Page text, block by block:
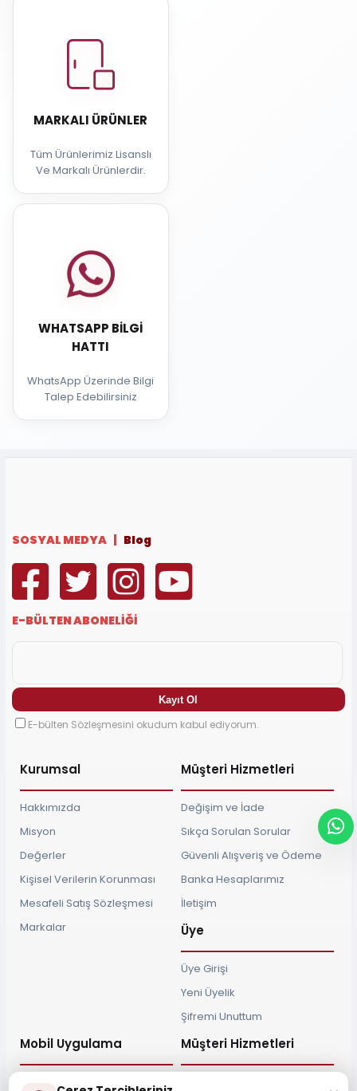
MARKALI ÜRÜNLER
Tüm Ürünlerimiz Lisanslı
Ve Markalı Ürünlerdir.
WHATSAPP BILGI
HATTI
WhatsApp Üzerinde Bilgi
Talep Edebilirsiniz
SOSYAL MEDYA | Blog
E-BÜLTEN ABONELİĞİ
E-bülten Sözleşmesini okudum kabul ediyorum.
Kurumsal
Hakkımızda
Misyon
Değerler
Kişisel Verilerin Korunması
Mesafeli Satış Sözleşmesi
Markalar
Müşteri Hizmetleri
Değişim ve İade
Sıkça Sorulan Sorular
Güvenli Alışveriş ve Ödeme
Banka Hesaplarımız
İletişim
Üye
Üye Girişi
Yeni Üyelik
Şifremi Unuttum
Mobil Uygulama Müşteri Hizmetleri